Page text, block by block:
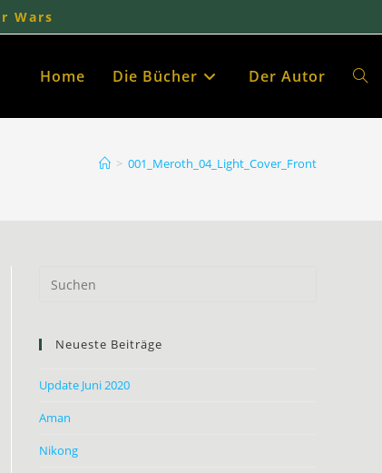
Wars
Home Die Bücher Der Autor
> 001_Meroth_04_Light_Cover_Front
Neueste Beiträge
Update Juni 2020
Aman
Nikong